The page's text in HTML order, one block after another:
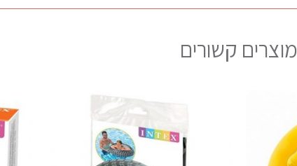
מוצרים קשורים